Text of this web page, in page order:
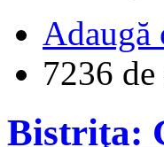
Adaugă
7236
Bistriţa: